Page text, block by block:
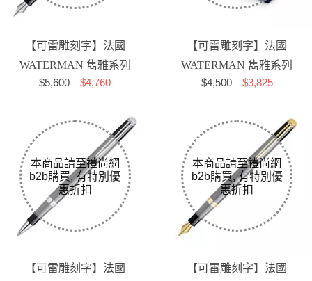
【可雷雕刻字】法國
WATERMAN 雋雅系列
霧黑白夾 F尖 鋼筆
$5,600 $4,760
【可雷雕刻字】法國
WATERMAN 雋雅系列
霧黑金夾 原子筆
$4,500$3,825
【可雷雕刻字】法國
【可雷雕刻字】法國